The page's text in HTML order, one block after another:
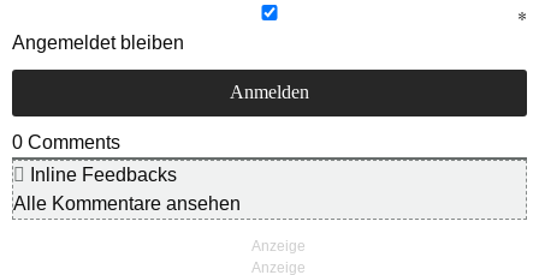
Angemeldet bleiben
0 Comments
Inline Feedbacks
Alle Kommentare ansehen